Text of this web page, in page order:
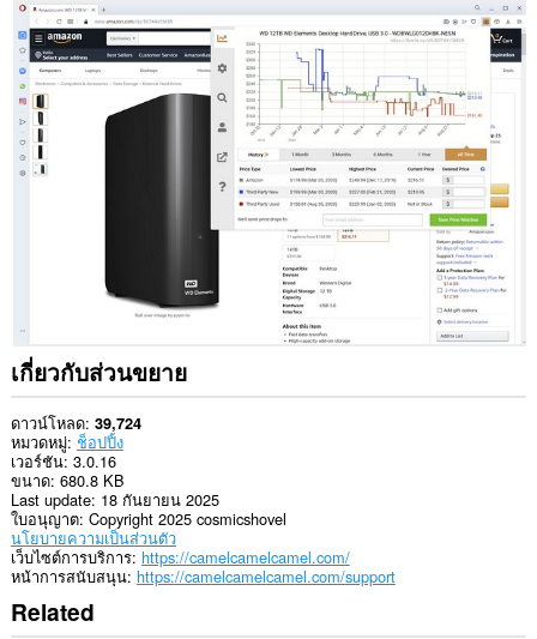
สามารถ
เข้า
ถึง
ข้อมูล
ของ
คุณ
ใน
บาง
เว็บไซต์
เกี่ยวกับส่วนขยาย
ดาวน์โหลด 39,724
หมวดหมู่ ช็อปปิ้ง
เวอร์ชัน 3.0.16
ขนาด 680.8 KB
Last update 18 กันยายน 2025
ใบอนุญาต Copyright 2025 cosmicshovel
นโยบายความเป็นส่วนตัว
เว็บไซต์การบริการ https://camelcamelcamel.com/
หน้าการสนับสนุน https://camelcamelcamel.com/support
Related